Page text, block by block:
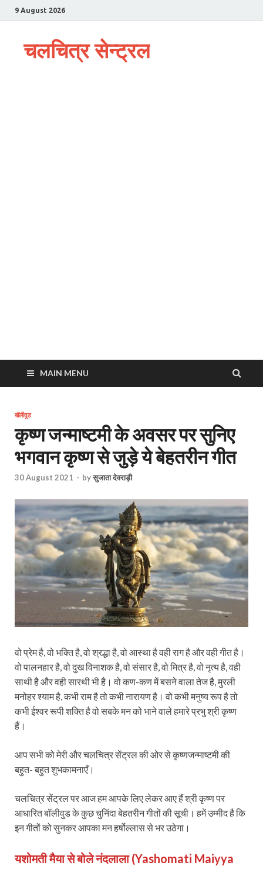
9 August 2026
चलचित्र सेन्ट्रल
MAIN MENU
बॉलीवुड
कृष्ण जन्माष्टमी के अवसर पर सुनिए
भगवान कृष्ण से जुड़े ये बेहतरीन गीत
30 August 2021 - byसुजाता देवराड़ी
वो प्रेम है, वो भक्ति है, वो श्रद्धा है, वो आस्था है वही राग है और वही गीत है।
वो पालनहार है, वो दुख विनाशक है, वो संसार है, वो मित्र है, वो नृत्य है, वही
साथी है और वही सारथी भी है। वो कण-कण में बसने वाला तेज है, मुरली
मनोहर श्याम है, कभी राम है तो कभी नारायण है। वो कभी मनुष्य रूप है तो
कभी ईश्वर रूपी शक्ति है वो सबके मन को भाने वाले हमारे प्रभु श्री कृष्ण
हैं।
आप सभी को मेरी और चलचित्र सेंट्रल की ओर से कृष्णजन्माष्टमी की
बहुत- बहुत शुभकामनाएँ।
चलचित्र सेंट्रल पर आज हम आपके लिए लेकर आए हैं श्री कृष्ण पर
आधारित बॉलीवुड के कुछ चुनिंदा बेहतरीन गीतों की सूची। हमें उम्मीद है कि
इन गीतों को सुनकर आपका मन हर्षोल्लास से भर उठेगा।
यशोमती मैया से बोले नंदलाला (Yashomati Maiyya